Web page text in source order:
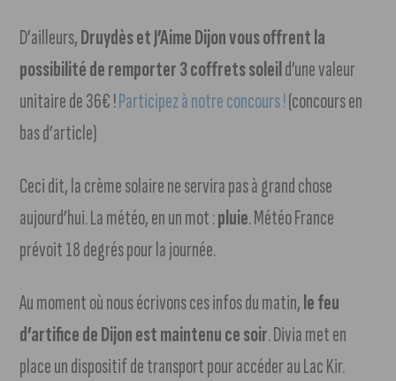
D’ailleurs,Druydès et J’Aime Dijon vous offrent la
possibilité de remporter 3 coffrets soleild’une valeur
unitaire de 36€ !Participez à notre concours !(concours en
bas d’article)
Ceci dit, la crème solaire ne servira pas à grand chose
aujourd’hui. La météo, en un mot :pluie. Météo France
prévoit 18 degrés pour la journée.
Au moment où nous écrivons ces infos du matin,le feu
d’artifice de Dijon est maintenu ce soir. Divia met en
place un dispositif de transport pour accéder au Lac Kir.